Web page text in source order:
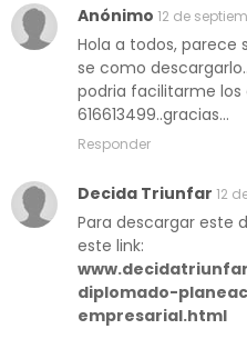
Anónimo 12 de
Hola a todos, parece
se como
podria facilitarme
616613499..gracias...
Responder
Decida Triunfar 12
Para descargar este
este link:
diplomado-
empresarial.html